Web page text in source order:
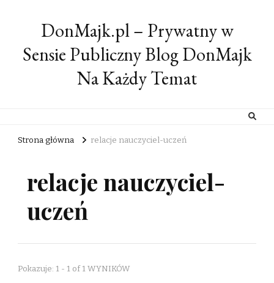
DonMajk.pl – Prywatny w
Sensie Publiczny Blog DonMajk
Na Każdy Temat
Strona główna relacje nauczyciel-uczeń
relacje nauczyciel-
uczeń
Pokazuje: 1 - 1 of 1 WYNIKÓW